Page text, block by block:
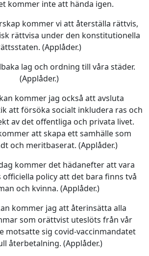
kommer inte att hända igen.
kommer vi att återställa rättvis,
rättvisa under den konstitutionella
(Applåder.)
lag och ordning till våra städer.
(Applåder.)
kommer jag också att avsluta
att försöka socialt inkludera ras och
av det offentliga och privata livet.
att skapa ett samhälle som
och meritbaserat. (Applåder.)
kommer det hädanefter att vara
officiella policy att det bara finns två
och kvinna. (Applåder.)
kommer jag att återinsätta alla
som orättvist uteslöts från vår
motsatte sig covid-vaccinmandatet
återbetalning. (Applåder.)